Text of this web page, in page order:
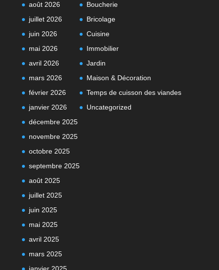
août 2026
juillet 2026
juin 2026
mai 2026
avril 2026
mars 2026
février 2026
janvier 2026
décembre 2025
novembre 2025
octobre 2025
septembre 2025
août 2025
juillet 2025
juin 2025
mai 2025
avril 2025
mars 2025
Boucherie
Bricolage
Cuisine
Immobilier
Jardin
Maison & Décoration
Temps de cuisson des viandes
Uncategorized